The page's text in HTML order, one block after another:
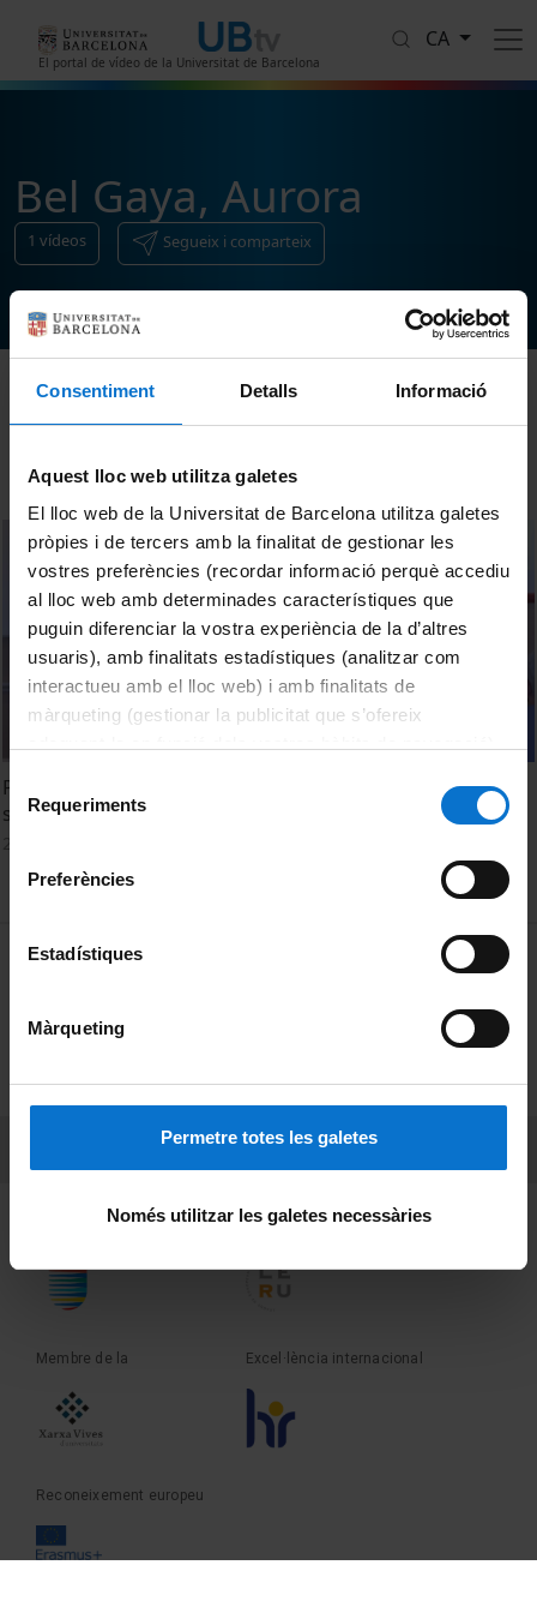
Consentiment Detalls Informació
Aquest lloc web utilitza galetes
El lloc web de la Universitat de Barcelona utilitza galetes
pròpies i de tercers amb la finalitat de gestionar les
vostres preferències (recordar informació perquè accediu
al lloc web amb determinades característiques que
puguin diferenciar la vostra experiència de la d’altres
usuaris), amb finalitats estadístiques (analitzar com
interactueu amb el lloc web) i amb finalitats de
màrqueting (gestionar la publicitat que s’ofereix
consultar laPolítica de galetes del lloc web de la
Selecció
de Requeriments
Preferències
Estadístiques
Màrqueting
Permetre totes les galetes
Només utilitzar les galetes necessàries
El portal de vídeo de la Universitat de Barcelona
CA
Bel Gaya, Aurora
1 vídeos Segueix i comparteix
Ordenar
Perfils lingüístics dels futurs docents de primària i
secundària. Dominància, ús del català i del castellà.
MENÚ PEU 1
Privadesa i termes
Sobre UBtv
Fundadora de la Membre de la
Membre de la Excel·lència internacional
Reconeixement europeu